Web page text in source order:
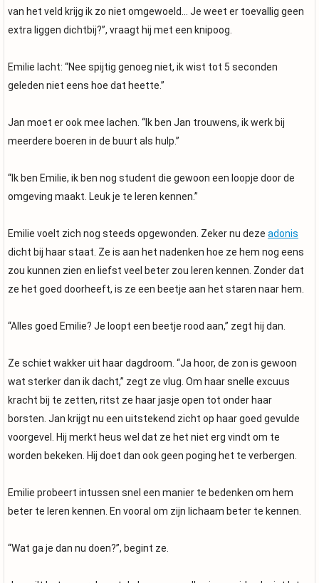
van het veld krijg ik zo niet omgewoeld… Je weet er toevallig geen
extra liggen dichtbij?”, vraagt hij met een knipoog.
Emilie lacht: “Nee spijtig genoeg niet, ik wist tot 5 seconden
geleden niet eens hoe dat heette.”
Jan moet er ook mee lachen. “Ik ben Jan trouwens, ik werk bij
meerdere boeren in de buurt als hulp.”
“Ik ben Emilie, ik ben nog student die gewoon een loopje door de
omgeving maakt. Leuk je te leren kennen.”
Emilie voelt zich nog steeds opgewonden. Zeker nu deze adonis
dicht bij haar staat. Ze is aan het nadenken hoe ze hem nog eens
zou kunnen zien en liefst veel beter zou leren kennen. Zonder dat
ze het goed doorheeft, is ze een beetje aan het staren naar hem.
“Alles goed Emilie? Je loopt een beetje rood aan,” zegt hij dan.
Ze schiet wakker uit haar dagdroom. “Ja hoor, de zon is gewoon
wat sterker dan ik dacht,” zegt ze vlug. Om haar snelle excuus
kracht bij te zetten, ritst ze haar jasje open tot onder haar
borsten. Jan krijgt nu een uitstekend zicht op haar goed gevulde
voorgevel. Hij merkt heus wel dat ze het niet erg vindt om te
worden bekeken. Hij doet dan ook geen poging het te verbergen.
Emilie probeert intussen snel een manier te bedenken om hem
beter te leren kennen. En vooral om zijn lichaam beter te kennen.
“Wat ga je dan nu doen?”, begint ze.